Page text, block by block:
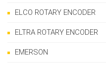
ELCO ROTARY ENCODER
ELTRA ROTARY ENCODER
EMERSON